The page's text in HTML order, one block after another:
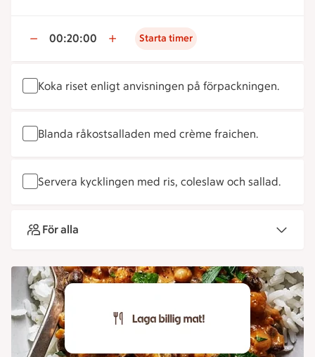
00:20:00 Starta timer
Koka riset enligt anvisningen på förpackningen.
Blanda råkostsalladen med crème fraichen.
Servera kycklingen med ris, coleslaw och sallad.
För alla